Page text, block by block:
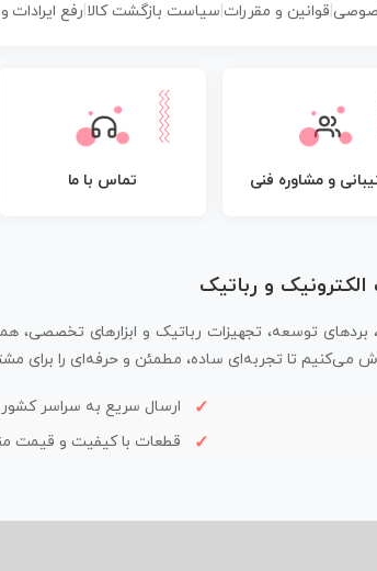
| قوانین و مقررات سیاست بازگشت کالا رفع
و مشاوره فنی تماس با ما
و رباتیک
بردهای توسعه، تجهیزات رباتیک و ابزارهای تخصصی،
تا تجربه‌ای ساده، مطمئن و حرفه‌ای را برای
ارسال سریع به سراسر کشور
قطعات با کیفیت و قیمت